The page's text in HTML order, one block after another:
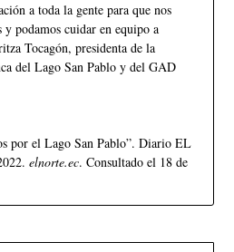
a toda la gente para que nos
y podamos cuidar en equipo a
Tocagón, presidenta de la
del Lago San Pablo y del GAD
por el Lago San Pablo”. Diario EL
elnorte.ec. Consultado el 18 de